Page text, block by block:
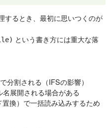
するとき、最初に思いつくのが
という書き方には重大な落
分割される（IFSの影響）
名展開される場合がある
換）で一括読み込みするため